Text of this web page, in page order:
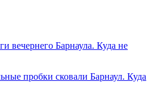
вечернего Барнаула. Куда не
пробки сковали Барнаул. Куда